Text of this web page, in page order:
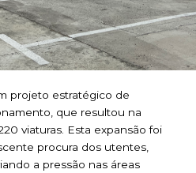
projeto estratégico de
que resultou na
viaturas. Esta expansão foi
procura dos utentes,
a pressão nas áreas